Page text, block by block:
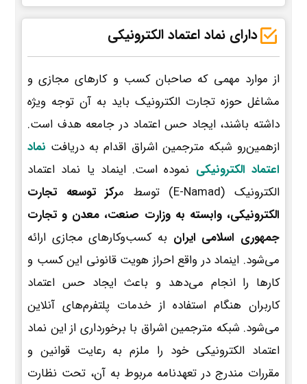
دارای نماد اعتماد الکترونیکی
از موارد مهمی که صاحبان کسب و کارهای مجازی و
مشاغل حوزه تجارت الکترونیک باید به آن توجه ویژه
داشته باشند، ایجاد حس اعتماد در جامعه هدف است.
ازهمین‌رو شبکه مترجمین اشراق اقدام به دریافت نماد
اعتماد الکترونیکی نموده است. اینماد یا نماد اعتماد
الکترونیک (E-Namad) توسط م
رکز توسعه تجارت
الکترونیکی، وابسته به وزارت صنعت، معدن و تجارت
جمهوری اسلامی ایران به کسب‌وکارهای مجازی ارائه
می‌شود. اینماد در واقع احراز هویت قانونی این کسب و
کارها را انجام می‌دهد و باعث ایجاد حس اعتماد
کاربران هنگام استفاده از خدمات پلتفرم‌های آنلاین
می‌شود. شبکه مترجمین اشراق با برخورداری از این نماد
اعتماد الکترونیکی خود را ملزم به رعایت قوانین و
مقررات مندرج در تعهدنامه مربوط به آن، تحت نظارت